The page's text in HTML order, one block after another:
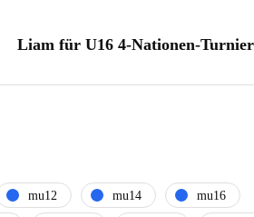
Liam für U16 4-Nationen-
mu12 mu14 mu16